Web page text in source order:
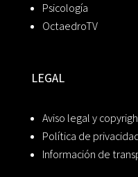
Psicología
OctaedroTV
LEGAL
Aviso legal y
Política de
Información de